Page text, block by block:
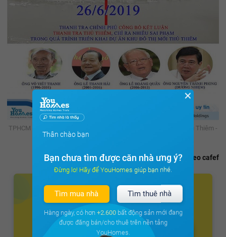
TPHCM kêu khó hoàn ngân sách hơn 26.000 tỷ tạm ứng sai ở Thủ Thiêm -
Theo cafef
✕
Thân chào bạn
Bạn chưa tìm được căn nhà ưng ý?
Đừng lo! Hãy để YouHomes giúp bạn nhé.
Tìm mua nhà Tìm thuê nhà
Hàng ngày, có hơn +2.600bất động sản mới đang
được đăng bán/cho thuê trên nền tảng
YouHomes.